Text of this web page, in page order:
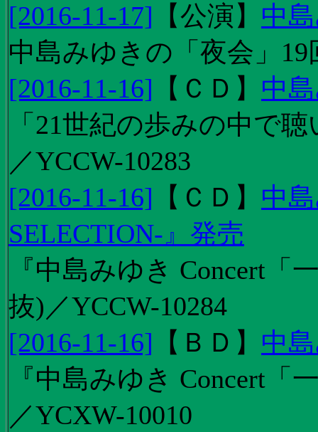
[2016-11-17] 【公演 】 中
中島みゆきの「夜会」
[2016-11-16] 【 ＣＤ 】 中
「21世紀の歩みの中で
／YCCW-10283
[2016-11-16] 【 ＣＤ 】 中
SELECTION-』発売
『中島みゆき Concert
抜)／YCCW-10284
[2016-11-16] 【 ＢＤ 】 中
『中島みゆき Concert
／YCXW-10010